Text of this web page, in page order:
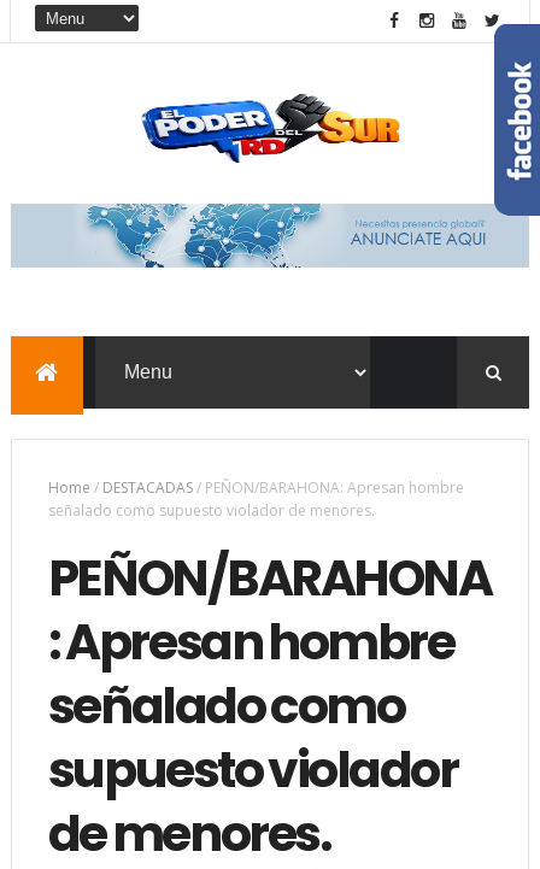
Home / DESTACADAS/ PEÑON/BARAHONA: Apresan hombre
señalado como supuesto violador de menores.
PEÑON/BARAHONA
: Apresan hombre
señalado como
supuesto violador
de menores.